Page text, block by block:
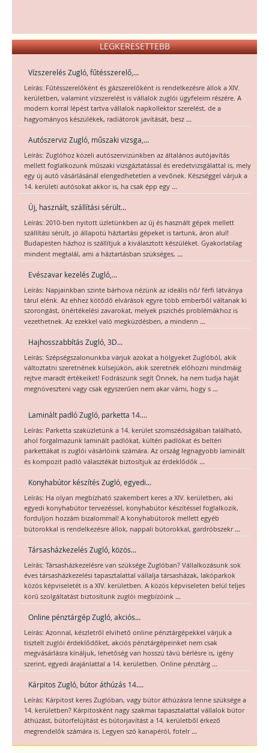
LEGKERESETTEBB
Vízszerelés Zugló, fűtésszerelő,...
Leírás: Fűtésszerelőként és gázszerelőként is rendelkezésre állok a XIV.
kerületben, valamint vízszerelést is vállalok zuglói ügyfeleim részére. A
modern korral lépést tartva vállalok napkollektor szerelést, de a
hagyományos készülékek, radiátorok javítását, besz ...
Autószerviz Zugló, műszaki vizsga,...
Leírás: Zuglóhoz közeli autószervizünkben az általános autójavítás
mellett foglalkozunk műszaki vizsgáztatással és eredetvizsgálattal is, mely
egy új autó vásárlásánál elengedhetetlen a vevőnek. Készséggel várjuk a
14. kerületi autósokat akkor is, ha csak épp egy ...
Új, használt, szállítási sérült...
Leírás: 2010-ben nyitott üzletünkben az új és használt gépek mellett
szállítási sérült, jó állapotú háztartási gépeket is tartunk, áron alul!
Budapesten házhoz is szállítjuk a kiválasztott készüléket. Gyakorlatilag
mindent megtalál, ami a háztartásban szükséges, ...
Evészavar kezelés Zugló,...
Leírás: Napjainkban szinte bárhova nézünk az ideális nő/ férfi látványa
tárul elénk. Az ehhez kötődő elvárások egyre több emberből váltanak ki
szorongást, önértékelési zavarokat, melyek pszichés problémákhoz is
vezethetnek. Az ezekkel való megküzdésben, a mindenn ...
Hajhosszabbítás Zugló, 3D...
Leírás: Szépségszalonunkba várjuk azokat a hölgyeket Zuglóból, akik
változtatni szeretnének külsejükön, akik szeretnék előhozni mindmáig
rejtve maradt értékeiket! Fodrászunk segít Önnek, ha nem tudja haját
megnöveszteni vagy csak egyszerűen nem akar várni, hogy s ...
Laminált padló Zugló, parketta 14....
Leírás: Parketta szaküzletünk a 14. kerület szomszédságában található,
ahol forgalmazunk laminált padlókat, kültéri padlókat és beltéri
parkettákat is zuglói vásárlóink számára. Az ország legnagyobb laminált
és kompozit padló választékát biztosítjuk az érdeklődők ...
Konyhabútor készítés Zugló, egyedi...
Leírás: Ha olyan megbízható szakembert keres a XIV. kerületben, aki
egyedi konyhabútor tervezéssel, konyhabútor készítéssel foglalkozik,
forduljon hozzám bizalommal! A konyhabútorok mellett egyéb
bútorokkal is rendelkezésre állok, nappali bútorokkal, gardróbszekr...
Társasházkezelés Zugló, közös...
Leírás: Társasházkezelésre van szüksége Zuglóban? Vállalkozásunk sok
éves társasházkezelési tapasztalattal vállalja társasházak, lakóparkok
közös képviseletét is a XIV. kerületben. A közös képviseleten belül teljes
körű szolgáltatást biztosítunk zuglói megbízóink ...
Online pénztárgép Zugló, akciós...
Leírás: Azonnal, készletről elvihető online pénztárgépekkel várjuk a
tisztelt zuglói érdeklődőket, akciós pénztárgépeinket nem csak
megvásárlásra kínáljuk, lehetőség van hosszú távú bérlésre is, igény
szerint, egyedi árajánlattal a 14. kerületben. Online pénztárg ...
Kárpitos Zugló, bútor áthúzás 14....
Leírás: Kárpitost keres Zuglóban, vagy bútor áthúzásra lenne szüksége a
14. kerületben? Kárpitosként nagy szakmai tapasztalattal vállalok bútor
áthúzást, bútorfelújítást és bútorjavítást a 14. kerületből érkező
megrendelők számára is. Legyen szó kanapéról, fotelr...